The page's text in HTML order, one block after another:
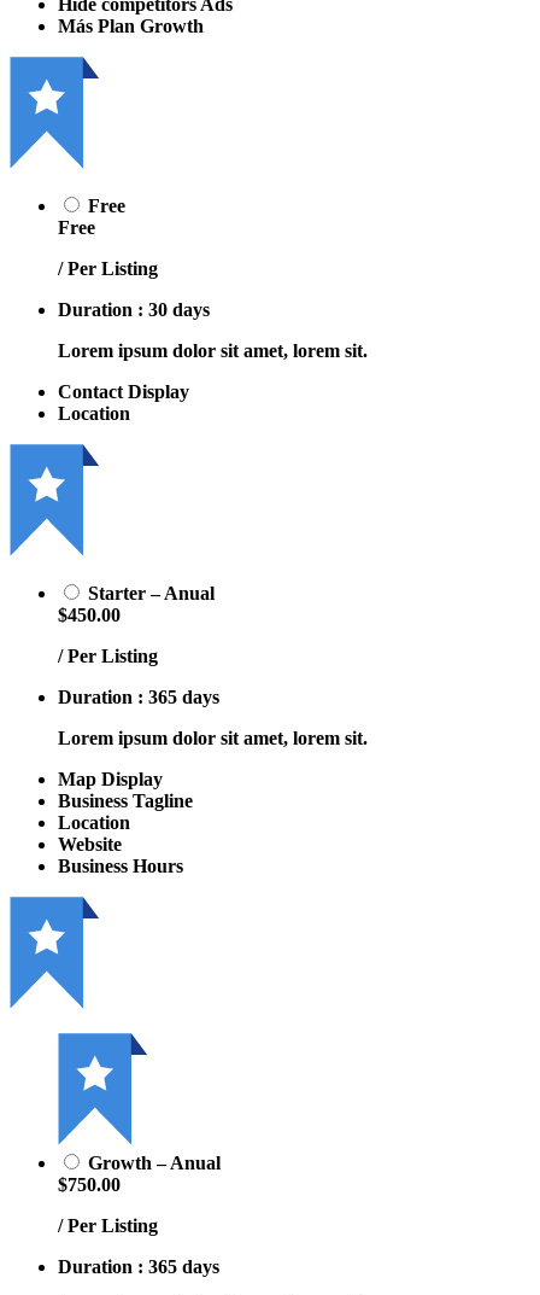
Más Plan Growth
Free
Free
/ Per Listing
Duration : 30 days
Lorem ipsum dolor sit amet, lorem sit.
Contact Display
Location
Starter – Anual
$450.00
/ Per Listing
Duration : 365 days
Lorem ipsum dolor sit amet, lorem sit.
Map Display
Business Tagline
Location
Website
Business Hours
Growth – Anual
$750.00
/ Per Listing
Duration : 365 days